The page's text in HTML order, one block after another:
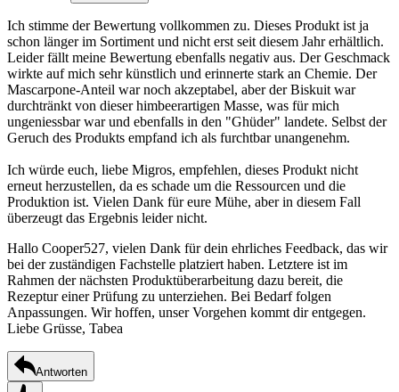
Ich stimme der Bewertung vollkommen zu. Dieses Produkt ist ja
schon länger im Sortiment und nicht erst seit diesem Jahr erhältlich.
Leider fällt meine Bewertung ebenfalls negativ aus. Der Geschmack
wirkte auf mich sehr künstlich und erinnerte stark an Chemie. Der
Mascarpone-Anteil war noch akzeptabel, aber der Biskuit war
durchtränkt von dieser himbeerartigen Masse, was für mich
ungeniessbar war und ebenfalls in den "Ghüder" landete. Selbst der
Geruch des Produkts empfand ich als furchtbar unangenehm.
Ich würde euch, liebe Migros, empfehlen, dieses Produkt nicht
erneut herzustellen, da es schade um die Ressourcen und die
Produktion ist. Vielen Dank für eure Mühe, aber in diesem Fall
überzeugt das Ergebnis leider nicht.
Hallo Cooper527, vielen Dank für dein ehrliches Feedback, das wir
bei der zuständigen Fachstelle platziert haben. Letztere ist im
Rahmen der nächsten Produktüberarbeitung dazu bereit, die
Rezeptur einer Prüfung zu unterziehen. Bei Bedarf folgen
Anpassungen. Wir hoffen, unser Vorgehen kommt dir entgegen.
Liebe Grüsse, Tabea
Antworten